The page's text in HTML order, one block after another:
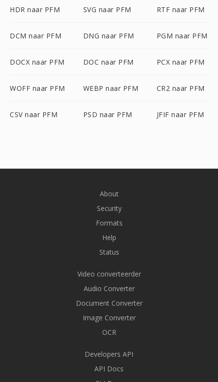
HDR naar PFM SVG naar PFM RTF naar PFM
DCM naar PFM DNG naar PFM PGM naar PFM
DOCX naar PFM DOC naar PFM PCX naar PFM
WOFF naar PFM WEBP naar PFM CR2 naar PFM
CSV naar PFM PSD naar PFM JFIF naar PFM
About
Security
Formats
Help
Status
Video converteerder
Audio Converter
Document Converter
Image Converter
OCR
Developers API
API Docs